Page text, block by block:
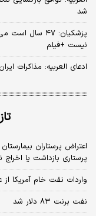
شد
پزشکیان: ۴۷
نیست +فیلم
ادعای العربیه: مذاکرات
اعتراض پرستاران
پرستاری بازداشت یا
واردات نفت خام آمریکا
نفت برنت ۸۳ دلار شد